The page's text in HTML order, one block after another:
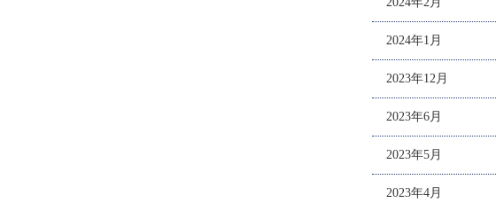
2024年1月
2023年12月
2023年6月
2023年5月
2023年4月